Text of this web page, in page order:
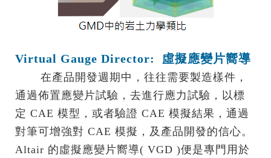
Virtual Gauge Director: 虛擬應變片嚮導
在產品開發週期中，往往需要製造樣件，
通過佈置應變片試驗，去進行應力試驗，以標
定 CAE 模型，或者驗證 CAE 模擬結果，通過
對筆可增強對 CAE 模擬，及產品開發的信心。
Altair 的虛擬應變片嚮導( VGD )便是專門用於